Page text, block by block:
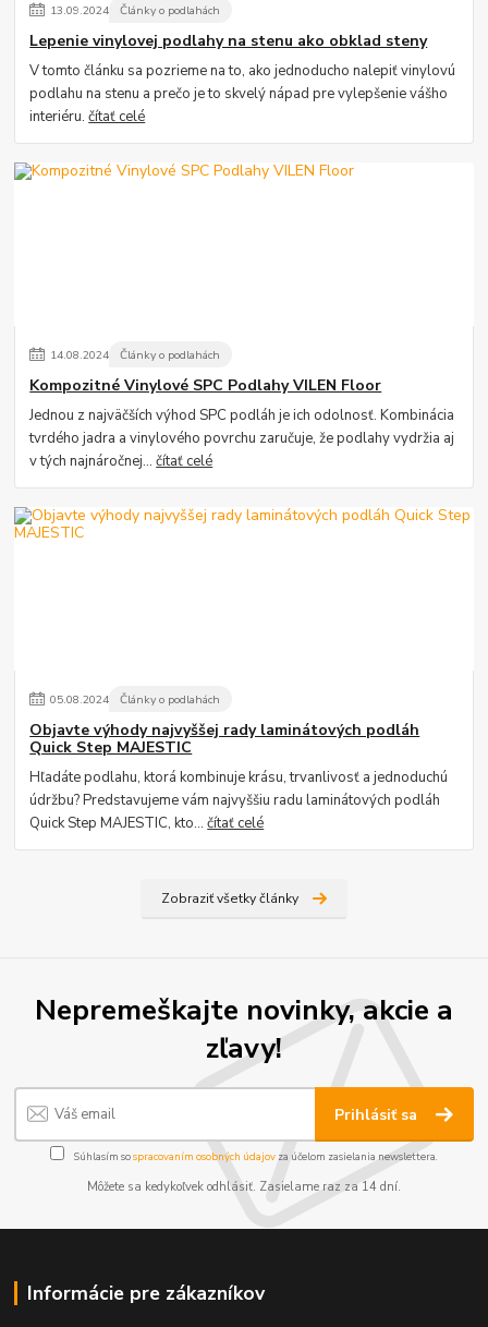
13.09.2024 Články o podlahách
Lepenie vinylovej podlahy na stenu ako obklad steny
V tomto článku sa pozrieme na to, ako jednoducho nalepiť vinylovú
podlahu na stenu a prečo je to skvelý nápad pre vylepšenie vášho
interiéru.čítať celé
14.08.2024 Články o podlahách
Kompozitné Vinylové SPC Podlahy VILEN Floor
Jednou z najväčších výhod SPC podláh je ich odolnosť. Kombinácia
tvrdého jadra a vinylového povrchu zaručuje, že podlahy vydržia aj
v tých najnáročnej...čítať celé
05.08.2024 Články o podlahách
Objavte výhody najvyššej rady laminátových podláh
Quick Step MAJESTIC
Hľadáte podlahu, ktorá kombinuje krásu, trvanlivosť a jednoduchú
údržbu? Predstavujeme vám najvyššiu radu laminátových podláh
Quick Step MAJESTIC, kto...čítať celé
Zobraziť všetky články
Nepremeškajte novinky, akcie a
zľavy!
Prihlásiť sa
Súhlasím sospracovaním osobných údajov za účelom zasielania newslettera.
Môžete sa kedykoľvek odhlásiť. Zasielame raz za 14 dní.
Informácie pre zákazníkov